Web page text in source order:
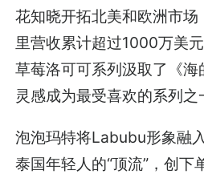
花知晓开拓北美和欧洲市
里营收累计超过1000万美
草莓洛可可系列汲取了《海
灵感成为最受喜欢的系列之
泡泡玛特将Labubu形象融
泰国年轻人的“顶流”，创